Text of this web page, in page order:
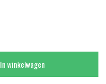
In winkelwagen